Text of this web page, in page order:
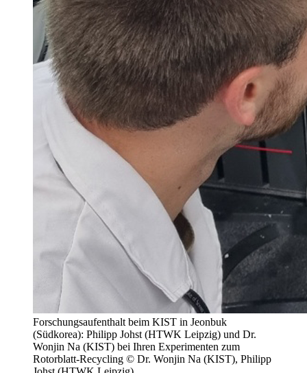
Forschungsaufenthalt beim KIST in Jeonbuk
(Südkorea): Philipp Johst (HTWK Leipzig) und Dr.
Wonjin Na (KIST) bei Ihren Experimenten zum
Rotorblatt-Recycling © Dr. Wonjin Na (KIST), Philipp